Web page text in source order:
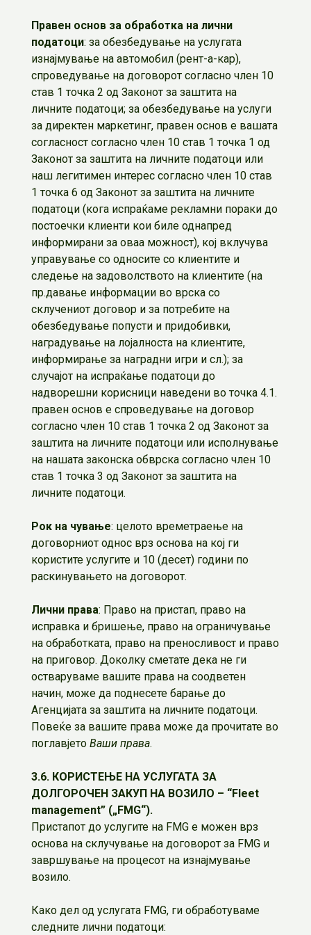
Правен основ за обработка на лични
податоци: за обезбедување на услугата
изнајмување на автомобил (рент-а-кар),
спроведување на договорот согласно член 10
став 1 точка 2 од Законот за заштита на
личните податоци; за обезбедување на услуги
за директен маркетинг, правен основ е вашата
согласност согласно член 10 став 1 точка 1 од
Законот за заштита на личните податоци или
наш легитимен интерес согласно член 10 став
1 точка 6 од Законот за заштита на личните
податоци (кога испраќаме рекламни пораки до
постоечки клиенти кои биле однапред
информирани за оваа можност), кој вклучува
управување со односите со клиентите и
следење на задоволството на клиентите (на
пр.давање информации во врска со
склучениот договор и за потребите на
обезбедување попусти и придобивки,
наградување на лојалноста на клиентите,
информирање за наградни игри и сл.); за
случајот на испраќање податоци до
надворешни корисници наведени во точка 4.1.
правен основ е спроведување на договор
согласно член 10 став 1 точка 2 од Законот за
заштита на личните податоци или исполнување
на нашата законска обврска согласно член 10
став 1 точка 3 од Законот за заштита на
личните податоци.
Рок на чување: целото времетраење на
договорниот однос врз основа на кој ги
користите услугите и 10 (десет) години по
раскинувањето на договорот.
Лични права: Право на пристап, право на
исправка и бришење, право на ограничување
на обработката, право на преносливост и право
на приговор. Доколку сметате дека не ги
остваруваме вашите права на соодветен
начин, може да поднесете барање до
Агенцијата за заштита на личните податоци.
Повеќе за вашите права може да прочитате во
поглавјето Ваши права.
3.6. КОРИСТЕЊЕ НА УСЛУГАТА ЗА
ДОЛГОРОЧЕН ЗАКУП НА ВОЗИЛО – “Fleet
management” („FMG“).
Пристапот до услугите на FMG е можен врз
основа на склучување на договорот за FMG и
завршување на процесот на изнајмување
возило.
Како дел од услугата FMG, ги обработуваме
следните лични податоци: